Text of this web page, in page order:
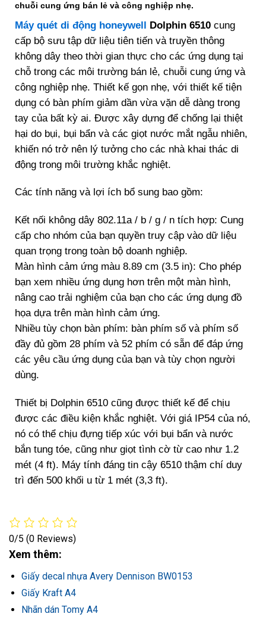
chuỗi cung ứng bán lẻ và công nghiệp nhẹ.
Máy quét di động honeywell Dolphin 6510 cung
cấp bộ sưu tập dữ liệu tiên tiến và truyền thông
không dây theo thời gian thực cho các ứng dụng tại
chỗ trong các môi trường bán lẻ, chuỗi cung ứng và
công nghiệp nhẹ. Thiết kế gọn nhẹ, với thiết kế tiện
dụng có bàn phím giảm dần vừa vặn dễ dàng trong
tay của bất kỳ ai. Được xây dựng để chống lại thiệt
hại do bụi, bụi bẩn và các giọt nước mắt ngẫu nhiên,
khiến nó trở nên lý tưởng cho các nhà khai thác di
động trong môi trường khắc nghiệt.
Các tính năng và lợi ích bổ sung bao gồm:
Kết nối không dây 802.11a / b / g / n tích hợp: Cung
cấp cho nhóm của bạn quyền truy cập vào dữ liệu
quan trọng trong toàn bộ doanh nghiệp.
Màn hình cảm ứng màu 8.89 cm (3.5 in): Cho phép
bạn xem nhiều ứng dụng hơn trên một màn hình,
nâng cao trải nghiệm của bạn cho các ứng dụng đồ
họa dựa trên màn hình cảm ứng.
Nhiều tùy chọn bàn phím: bàn phím số và phím số
đầy đủ gồm 28 phím và 52 phím có sẵn để đáp ứng
các yêu cầu ứng dụng của bạn và tùy chọn người
dùng.
Thiết bị Dolphin 6510 cũng được thiết kế để chịu
được các điều kiện khắc nghiệt. Với giá IP54 của nó,
nó có thể chịu đựng tiếp xúc với bụi bẩn và nước
bắn tung tóe, cũng như giọt tình cờ từ cao như 1.2
mét (4 ft). Máy tính đáng tin cậy 6510 thậm chí duy
trì đến 500 khối u từ 1 mét (3,3 ft).
0/5 (0 Reviews)
Xem thêm:
Giấy decal nhựa Avery Dennison BW0153
Giấy Kraft A4
Nhãn dán Tomy A4